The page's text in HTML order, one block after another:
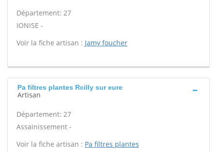
Département: 27
IONISE -
Voir la fiche artisan : Jamy foucher
Pa filtres plantes Rcilly sur eure
Artisan
Département: 27
Assainissement -
Voir la fiche artisan : Pa filtres plantes